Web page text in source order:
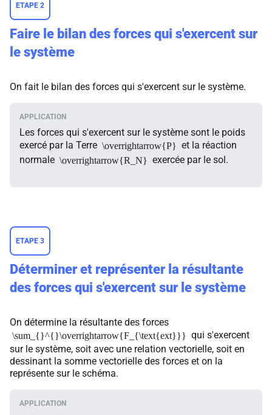
ETAPE 2
Faire le bilan des forces qui s'exercent sur
le système
On fait le bilan des forces qui s'exercent sur le système.
Les forces qui s'exercent sur le système sont le poids
exercé par la Terre \overrightarrow{P} et la réaction
normale \overrightarrow{R_N} exercée par le sol.
ETAPE 3
Déterminer et représenter la résultante
des forces qui s'exercent sur le système
On détermine la résultante des forces
\sum_{}^{}\overrightarrow{F_{\text{ext}}} qui s'exercent
sur le système, soit avec une relation vectorielle, soit en
dessinant la somme vectorielle des forces et on la
représente sur le schéma.